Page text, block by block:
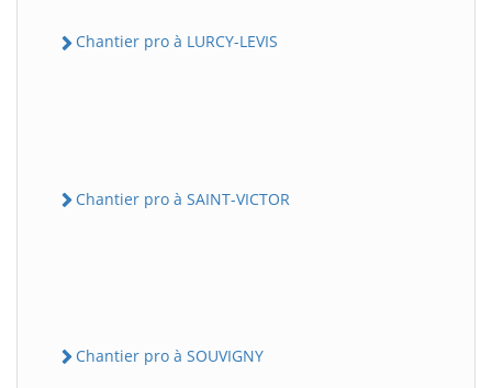
Chantier pro à LURCY-LEVIS
Chantier pro à SAINT-VICTOR
Chantier pro à SOUVIGNY